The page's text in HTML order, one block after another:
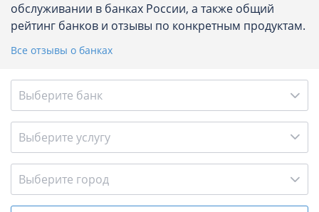
обслуживании в банках России, а также общий
рейтинг банков и отзывы по конкретным продуктам.
Все отзывы о банках
Выберите банк
Выберите услугу
Выберите город